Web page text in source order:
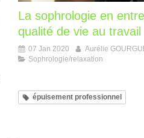
La sophrologie en
qualité de vie au travail
07 Jan 2020
Aurélie
Sophrologie/relaxation
épuisement professionnel